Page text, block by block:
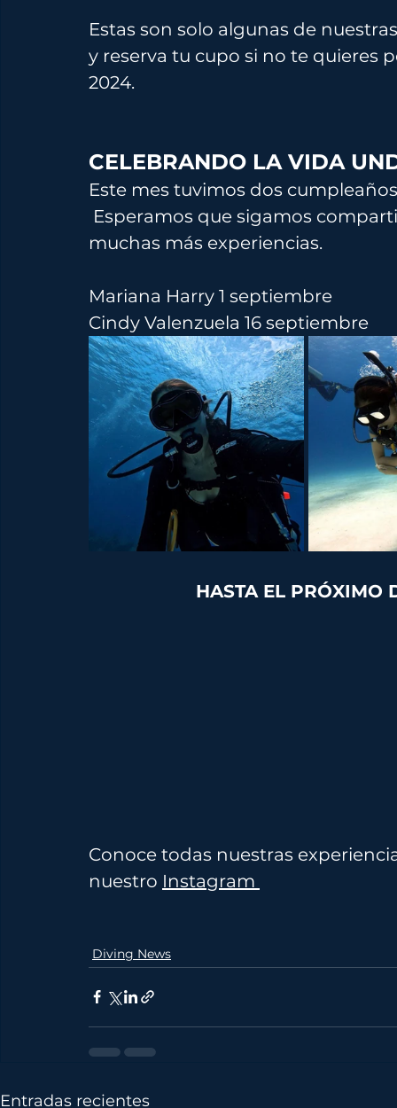
Estas son solo algunas de
y reserva tu cupo si no te quieres
2024.
CELEBRANDO LA VIDA
Este mes tuvimos dos
muchas más experiencias.
Mariana Harry 1 septiembre
Cindy Valenzuela 16 septiembre
HASTA EL PRÓXIMO
Conoce todas nuestras
nuestro Instagram
Diving News
Entradas recientes